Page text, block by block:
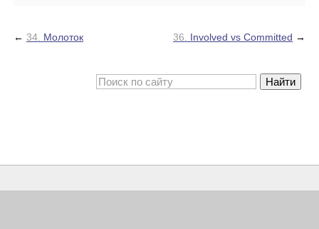
36. Involved vs Committed →
← 34. Молоток